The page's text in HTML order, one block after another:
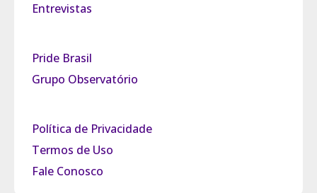
Entrevistas
Pride Brasil
Grupo Observatório
Política de Privacidade
Termos de Uso
Fale Conosco